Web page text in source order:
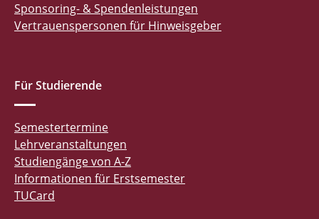
Sponsoring- & Spendenleistungen
Vertrauenspersonen für Hinweisgeber
Für Studierende
Semestertermine
Lehrveranstaltungen
Studiengänge von A-Z
Informationen für Erstsemester
TUCard